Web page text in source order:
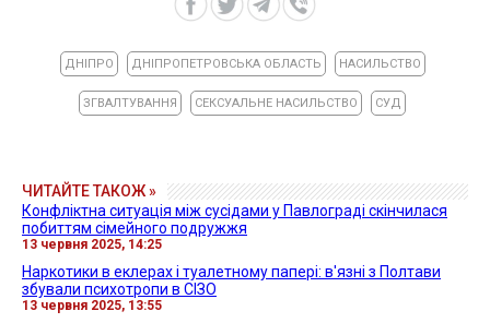
ДНІПРО ДНІПРОПЕТРОВСЬКА ОБЛАСТЬ НАСИЛЬСТВО
ЗГВАЛТУВАННЯ СЕКСУАЛЬНЕ НАСИЛЬСТВО СУД
ЧИТАЙТЕ ТАКОЖ »
Конфліктна ситуація між сусідами у Павлограді скінчилася
побиттям сімейного подружжя
13 червня 2025, 14:25
Наркотики в еклерах і туалетному папері: в'язні з Полтави
збували психотропи в СІЗО
13 червня 2025, 13:55